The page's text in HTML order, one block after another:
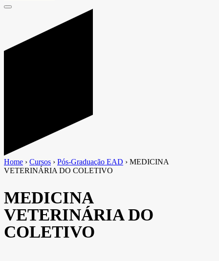
Home › Cursos › Pós-Graduação EAD › MEDICINA
VETERINÁRIA DO COLETIVO
MEDICINA
VETERINÁRIA DO
COLETIVO